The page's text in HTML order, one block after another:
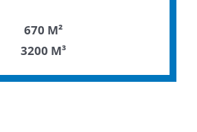
670 M²
3200 M³